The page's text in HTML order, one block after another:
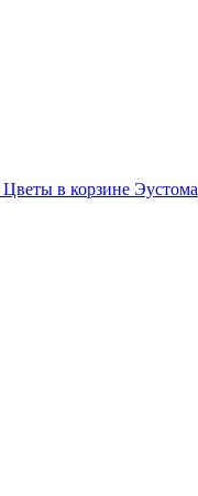
Цветы в корзине Эустома